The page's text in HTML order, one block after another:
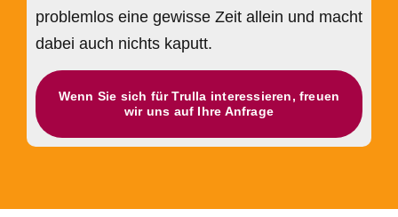
problemlos eine gewisse Zeit allein und macht
dabei auch nichts kaputt.
Wenn Sie sich für Trulla interessieren, freuen
wir uns auf Ihre Anfrage